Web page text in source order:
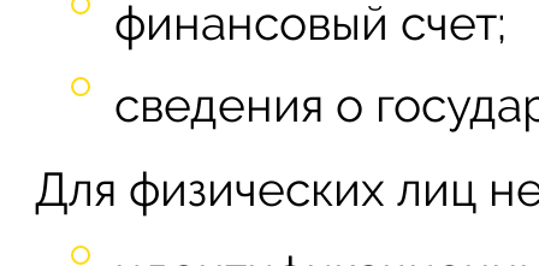
финансовый счет;
сведения о
Для физических лиц